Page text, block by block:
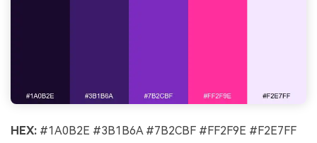
HEX: #1A0B2E #3B1B6A #7B2CBF #FF2F9E #F2E7FF